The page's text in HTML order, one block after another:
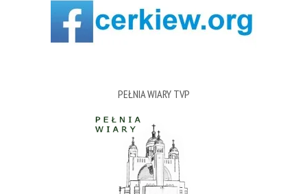
PEŁNIA WIARY TVP